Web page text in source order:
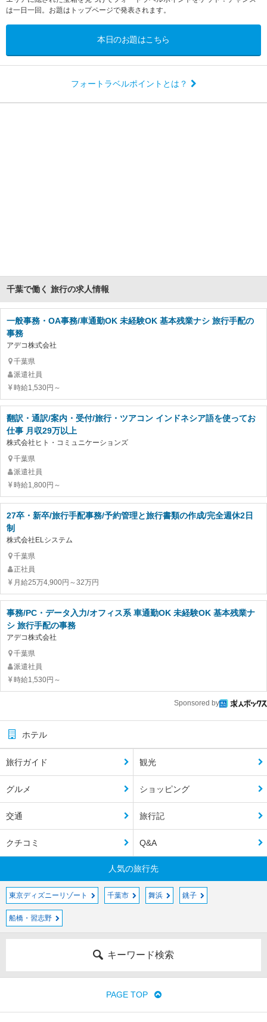
は一日一回。お題はトップページで発表されます。
本日のお題はこちら
フォートラベルポイントとは？
千葉で働く 旅行の求人情報
一般事務・OA事務/車通勤OK 未経験OK 基本残業ナシ 旅行手配の
事務
アデコ株式会社
千葉県
派遣社員
時給1,530円～
翻訳・通訳/案内・受付/旅行・ツアコン インドネシア語を使ってお
仕事 月収29万以上
株式会社ヒト・コミュニケーションズ
千葉県
派遣社員
時給1,800円～
27卒・新卒/旅行手配事務/予約管理と旅行書類の作成/完全週休2日
制
株式会社ELシステム
千葉県
正社員
月給25万4,900円～32万円
事務/PC・データ入力/オフィス系 車通勤OK 未経験OK 基本残業ナ
シ 旅行手配の事務
アデコ株式会社
千葉県
派遣社員
時給1,530円～
Sponsored by
ホテル
旅行ガイド 観光
グルメ ショッピング
交通 旅行記
クチコミ Q&A
人気の旅行先
東京ディズニーリゾート 千葉市 舞浜 銚子
船橋・習志野
キーワード検索
PAGE TOP